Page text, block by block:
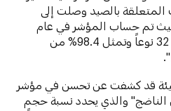
المتعلقة بالصيد وصلت إلى
نهاية عام 2021، حيث تم حساب المؤشر في عام
2021من خلال تقييم إجمالي 32 نوعاً وتمثل 98.4% من
قد كشفت عن تحسن في مؤشر
والذي يحدد نسبة حجم